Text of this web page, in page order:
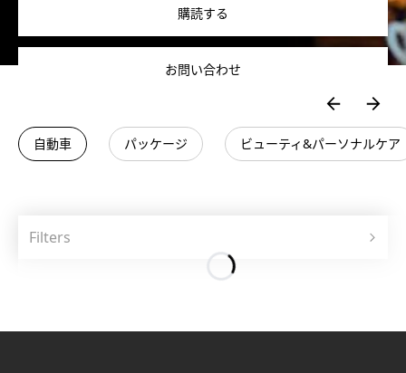
購読する
お問い合わせ
パッケージ ビューティ&パーソナルケア
自動車
Filters